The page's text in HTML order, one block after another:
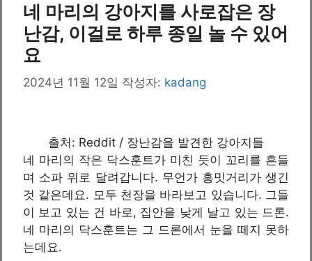
네 마리의 강아지를 사로잡은 장
난감, 이걸로 하루 종일 놀 수 있어
요
2024년 11월 12일 작성자: kadang
출처: Reddit / 장난감을 발견한 강아지들
네 마리의 작은 닥스훈트가 미친 듯이 꼬리를 흔들
며 소파 위로 달려갑니다. 무언가 흥밋거리가 생긴
것 같은데요. 모두 천장을 바라보고 있습니다. 그들
이 보고 있는 건 바로, 집안을 낮게 날고 있는 드론.
네 마리의 닥스훈트는 그 드론에서 눈을 떼지 못하
는데요.